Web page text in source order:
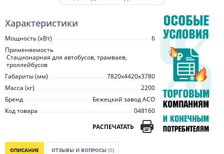
Характеристики
Мощность (кВт)
6
Применяемость
Стационарная для автобусов, трамваев,
троллейбусов
Габариты (мм)
7820x4420x3780
Масса (кг)
2200
Бренд
Бежецкий завод АСО
Код товара
048160
РАСПЕЧАТАТЬ
ОПИСАНИЕ ОТЗЫВЫ И ВОПРОСЫ (0)